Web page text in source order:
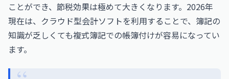
ことができ、節税効果は極めて大きくなります。2026年
現在は、クラウド型会計ソフトを利用することで、簿記の
知識が乏しくても複式簿記での帳簿付けが容易になってい
ます。